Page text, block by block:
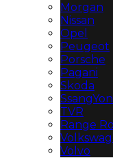
Morgan
Nissan
Opel
Peugeot
Porsche
Pagani
Skoda
TVR
Range
Volvo